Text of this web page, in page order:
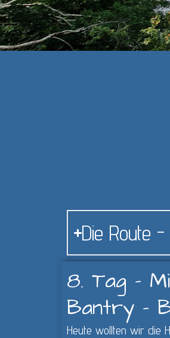
Die Route
8. Tag -
Bantry -
Heute wollten wir die